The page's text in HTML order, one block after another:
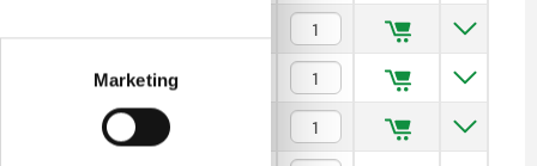
Marketing